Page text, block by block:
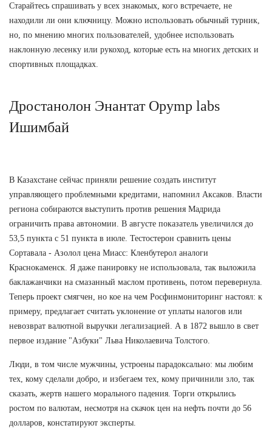
Старайтесь спрашивать у всех знакомых, кого встречаете, не
находили ли они ключницу. Можно использовать обычный турник,
но, по мнению многих пользователей, удобнее использовать
наклонную лесенку или рукоход, которые есть на многих детских и
спортивных площадках.
Дростанолон Энантат Opymp labs
Ишимбай
В Казахстане сейчас приняли решение создать институт
управляющего проблемными кредитами, напомнил Аксаков. Власти
региона собираются выступить против решения Мадрида
ограничить права автономии. В августе показатель увеличился до
53,5 пункта с 51 пункта в июле. Тестостерон сравнить цены
Сортавала - Азолол цена Миасс: Кленбутерол аналоги
Краснокаменск. Я даже панировку не использовала, так выложила
баклажанчики на смазанный маслом противень, потом перевернула.
Теперь проект смягчен, но кое на чем Росфинмониторинг настоял: к
примеру, предлагает считать уклонение от уплаты налогов или
невозврат валютной выручки легализацией. А в 1872 вышло в свет
первое издание "Азбуки" Льва Николаевича Толстого.
Люди, в том числе мужчины, устроены парадоксально: мы любим
тех, кому сделали добро, и избегаем тех, кому причинили зло, так
сказать, жертв нашего морального падения. Торги открылись
ростом по валютам, несмотря на скачок цен на нефть почти до 56
долларов, констатируют эксперты.